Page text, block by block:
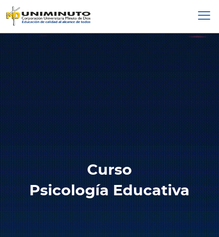
contenido
Curso
Psicología Educativa